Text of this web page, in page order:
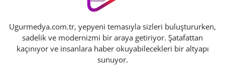
Ugurmedya.com.tr, yepyeni temasıyla sizleri buluştururken,
sadelik ve modernizmi bir araya getiriyor. Şatafattan
kaçınıyor ve insanlara haber okuyabilecekleri bir altyapı
sunuyor.